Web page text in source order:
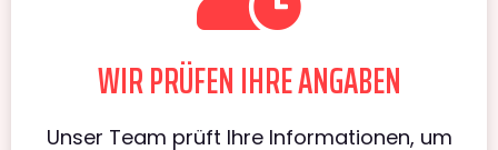
WIR PRÜFEN IHRE ANGABEN
Unser Team prüft Ihre Informationen, um